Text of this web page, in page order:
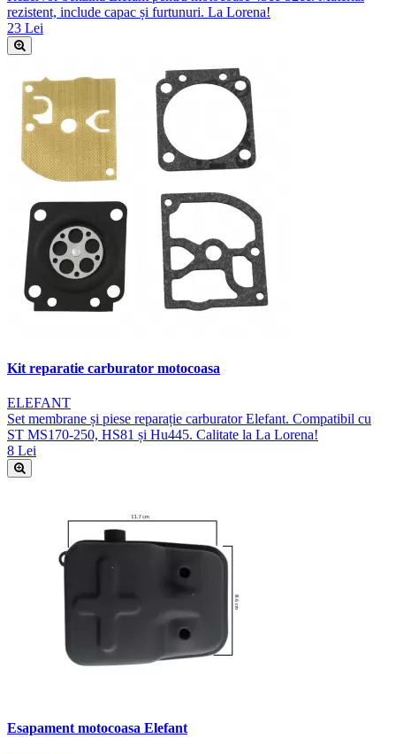
rezistent, include capac și furtunuri. La Lorena!
23 Lei
Kit reparatie carburator motocoasa
ELEFANT
Set membrane și piese reparație carburator Elefant. Compatibil cu
ST MS170-250, HS81 și Hu445. Calitate la La Lorena!
8 Lei
Esapament motocoasa Elefant